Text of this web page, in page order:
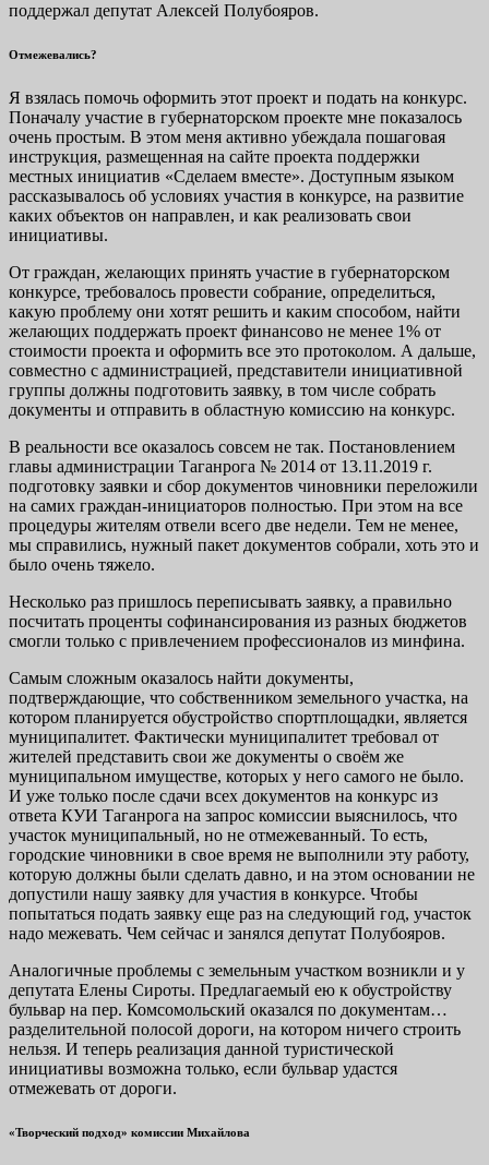
поддержал депутат Алексей Полубояров.
Отмежевались?
Я взялась помочь оформить этот проект и подать на конкурс.
Поначалу участие в губернаторском проекте мне показалось
очень простым. В этом меня активно убеждала пошаговая
инструкция, размещенная на сайте проекта поддержки
местных инициатив «Сделаем вместе». Доступным языком
рассказывалось об условиях участия в конкурсе, на развитие
каких объектов он направлен, и как реализовать свои
инициативы.
От граждан, желающих принять участие в губернаторском
конкурсе, требовалось провести собрание, определиться,
какую проблему они хотят решить и каким способом, найти
желающих поддержать проект финансово не менее 1% от
стоимости проекта и оформить все это протоколом. А дальше,
совместно с администрацией, представители инициативной
группы должны подготовить заявку, в том числе собрать
документы и отправить в областную комиссию на конкурс.
В реальности все оказалось совсем не так. Постановлением
главы администрации Таганрога № 2014 от 13.11.2019 г.
подготовку заявки и сбор документов чиновники переложили
на самих граждан-инициаторов полностью. При этом на все
процедуры жителям отвели всего две недели. Тем не менее,
мы справились, нужный пакет документов собрали, хоть это и
было очень тяжело.
Несколько раз пришлось переписывать заявку, а правильно
посчитать проценты софинансирования из разных бюджетов
смогли только с привлечением профессионалов из минфина.
Самым сложным оказалось найти документы,
подтверждающие, что собственником земельного участка, на
котором планируется обустройство спортплощадки, является
муниципалитет. Фактически муниципалитет требовал от
жителей представить свои же документы о своём же
муниципальном имуществе, которых у него самого не было.
И уже только после сдачи всех документов на конкурс из
ответа КУИ Таганрога на запрос комиссии выяснилось, что
участок муниципальный, но не отмежеванный. То есть,
городские чиновники в свое время не выполнили эту работу,
которую должны были сделать давно, и на этом основании не
допустили нашу заявку для участия в конкурсе. Чтобы
попытаться подать заявку еще раз на следующий год, участок
надо межевать. Чем сейчас и занялся депутат Полубояров.
Аналогичные проблемы с земельным участком возникли и у
депутата Елены Сироты. Предлагаемый ею к обустройству
бульвар на пер. Комсомольский оказался по документам…
разделительной полосой дороги, на котором ничего строить
нельзя. И теперь реализация данной туристической
инициативы возможна только, если бульвар удастся
отмежевать от дороги.
«Творческий подход» комиссии Михайлова